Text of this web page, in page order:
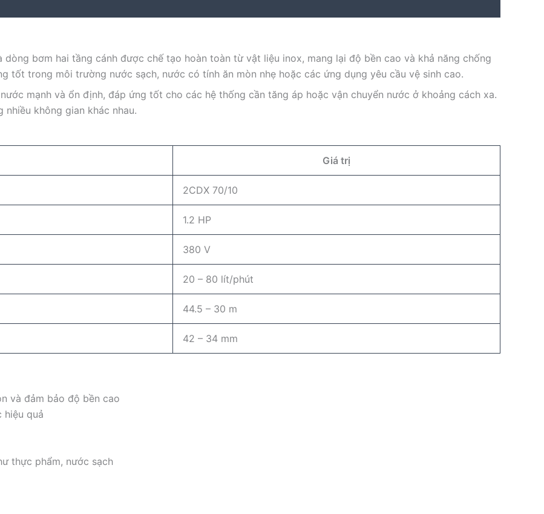
dòng bơm hai tầng cánh được chế tạo hoàn toàn từ vật liệu inox, mang lại độ bền cao và khả năng chống
tốt trong môi trường nước sạch, nước có tính ăn mòn nhẹ hoặc các ứng dụng yêu cầu vệ sinh cao.
mạnh và ổn định, đáp ứng tốt cho các hệ thống cần tăng áp hoặc vận chuyển nước ở khoảng cách xa.
không gian khác nhau.
Giá trị
2CDX 70/10
1.2 HP
380 V
20 – 80 lít/phút
44.5 – 30 m
42 – 34 mm
và đảm bảo độ bền cao
hiệu quả
thực phẩm, nước sạch